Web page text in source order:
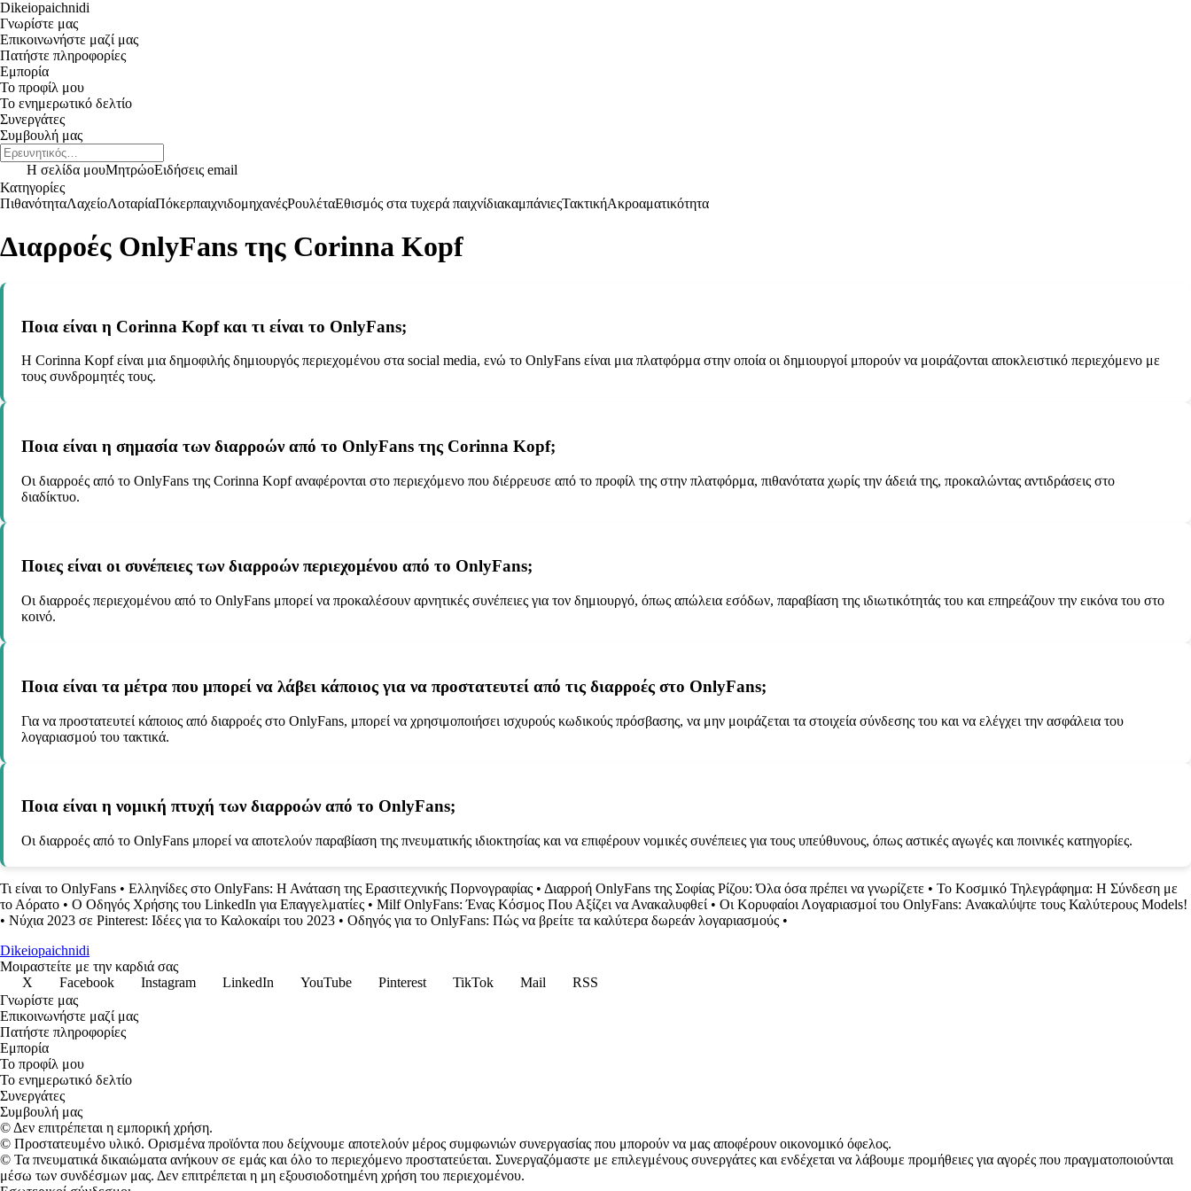
Dikeiopaichnidi
Γνωρίστε μας
Επικοινωνήστε μαζί μας
Πατήστε πληροφορίες
Εμπορία
Το προφίλ μου
Το ενημερωτικό δελτίο
Συνεργάτες
Συμβουλή μας
Η σελίδα μουΜητρώοΕιδήσεις email
Κατηγορίες
ΠιθανότηταΛαχείοΛοταρίαΠόκερπαιχνιδομηχανέςΡουλέταΕθισμός στα τυχερά παιχνίδιακαμπάνιεςΤακτικήΑκροαματικότητα
Διαρροές OnlyFans της Corinna Kopf
Ποια είναι η Corinna Kopf και τι είναι το OnlyFans;
Η Corinna Kopf είναι μια δημοφιλής δημιουργός περιεχομένου στα social media, ενώ το OnlyFans είναι μια πλατφόρμα στην οποία οι δημιουργοί μπορούν να μοιράζονται αποκλειστικό περιεχόμενο με
τους συνδρομητές τους.
Ποια είναι η σημασία των διαρροών από το OnlyFans της Corinna Kopf;
Οι διαρροές από το OnlyFans της Corinna Kopf αναφέρονται στο περιεχόμενο που διέρρευσε από το προφίλ της στην πλατφόρμα, πιθανότατα χωρίς την άδειά της, προκαλώντας αντιδράσεις στο
διαδίκτυο.
Ποιες είναι οι συνέπειες των διαρροών περιεχομένου από το OnlyFans;
Οι διαρροές περιεχομένου από το OnlyFans μπορεί να προκαλέσουν αρνητικές συνέπειες για τον δημιουργό, όπως απώλεια εσόδων, παραβίαση της ιδιωτικότητάς του και επηρεάζουν την εικόνα του στο
κοινό.
Ποια είναι τα μέτρα που μπορεί να λάβει κάποιος για να προστατευτεί από τις διαρροές στο OnlyFans;
Για να προστατευτεί κάποιος από διαρροές στο OnlyFans, μπορεί να χρησιμοποιήσει ισχυρούς κωδικούς πρόσβασης, να μην μοιράζεται τα στοιχεία σύνδεσης του και να ελέγχει την ασφάλεια του
λογαριασμού του τακτικά.
Ποια είναι η νομική πτυχή των διαρροών από το OnlyFans;
Οι διαρροές από το OnlyFans μπορεί να αποτελούν παραβίαση της πνευματικής ιδιοκτησίας και να επιφέρουν νομικές συνέπειες για τους υπεύθυνους, όπως αστικές αγωγές και ποινικές κατηγορίες.
Τι είναι το OnlyFans • Ελληνίδες στο OnlyFans: Η Ανάταση της Ερασιτεχνικής Πορνογραφίας • Διαρροή OnlyFans της Σοφίας Ρίζου: Όλα όσα πρέπει να γνωρίζετε • Το Κοσμικό Τηλεγράφημα: Η Σύνδεση με
το Αόρατο • Ο Οδηγός Χρήσης του LinkedIn για Επαγγελματίες • Μilf OnlyFans: Ένας Κόσμος Που Αξίζει να Ανακαλυφθεί • Οι Κορυφαίοι Λογαριασμοί του OnlyFans: Ανακαλύψτε τους Καλύτερους Models!
• Νύχια 2023 σε Pinterest: Ιδέες για το Καλοκαίρι του 2023 • Οδηγός για το OnlyFans: Πώς να βρείτε τα καλύτερα δωρεάν λογαριασμούς •
Dikeiopaichnidi
Μοιραστείτε με την καρδιά σας
X
Facebook Instagram LinkedIn YouTube Pinterest TikTok Mail
RSS
Γνωρίστε μας
Επικοινωνήστε μαζί μας
Πατήστε πληροφορίες
Εμπορία
Το προφίλ μου
Το ενημερωτικό δελτίο
Συνεργάτες
Συμβουλή μας
© Δεν επιτρέπεται η εμπορική χρήση.
© Προστατευμένο υλικό. Ορισμένα προϊόντα που δείχνουμε αποτελούν μέρος συμφωνιών συνεργασίας που μπορούν να μας αποφέρουν οικονομικό όφελος.
© Τα πνευματικά δικαιώματα ανήκουν σε εμάς και όλο το περιεχόμενο προστατεύεται. Συνεργαζόμαστε με επιλεγμένους συνεργάτες και ενδέχεται να λάβουμε προμήθειες για αγορές που πραγματοποιούνται
μέσω των συνδέσμων μας. Δεν επιτρέπεται η μη εξουσιοδοτημένη χρήση του περιεχομένου.